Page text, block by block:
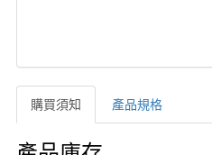
購買須知 產品規格
購買須知